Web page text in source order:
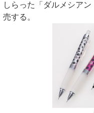
しらった「ダルメシア
売する。